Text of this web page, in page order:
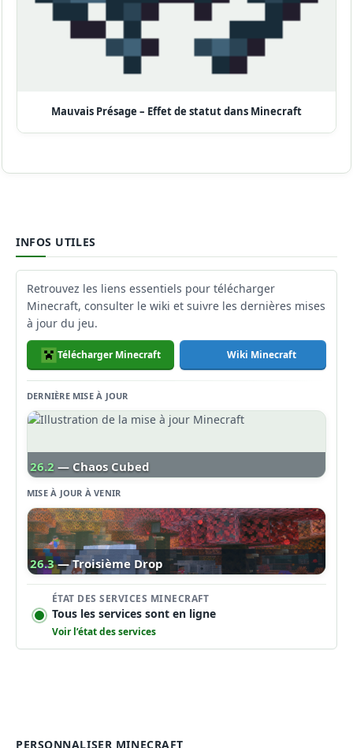
Mauvais Présage – Effet de statut dans Minecraft
INFOS UTILES
Retrouvez les liens essentiels pour télécharger
Minecraft, consulter le wiki et suivre les dernières mises
à jour du jeu.
Télécharger Minecraft Wiki Minecraft
DERNIÈRE MISE À JOUR
26.2 — Chaos Cubed
MISE À JOUR À VENIR
26.3 — Troisième Drop
ÉTAT DES SERVICES MINECRAFT
Tous les services sont en ligne
Voir l’état des services
PERSONNALISER MINECRAFT